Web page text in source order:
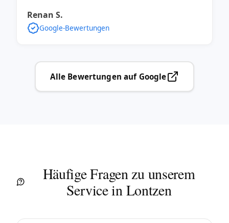
Renan S.
Google-Bewertungen
Alle Bewertungen auf Google
Häufige Fragen zu unserem
Service in Lontzen